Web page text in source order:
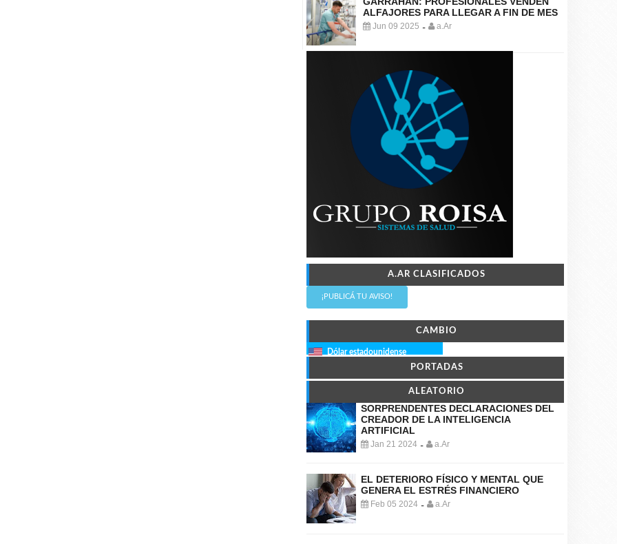
ALFAJORES PARA LLEGAR A FIN DE MES
Jun 09 2025 - a.Ar
A.AR CLASIFICADOS
¡PUBLICÁ TU AVISO!
CAMBIO
Dólar estadounidense
PORTADAS
ALEATORIO
SORPRENDENTES DECLARACIONES DEL
CREADOR DE LA INTELIGENCIA
ARTIFICIAL
Jan 21 2024 - a.Ar
EL DETERIORO FÍSICO Y MENTAL QUE
GENERA EL ESTRÉS FINANCIERO
Feb 05 2024 - a.Ar